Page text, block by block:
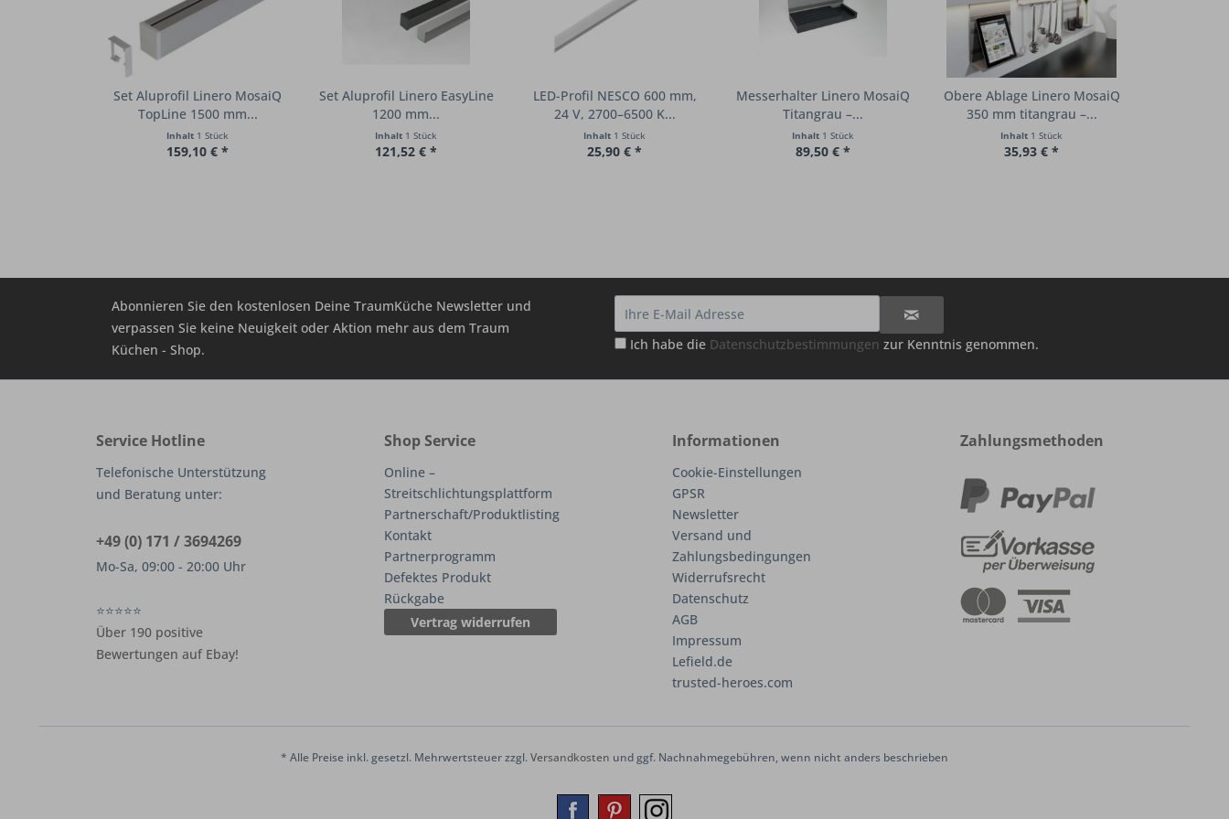
Set Aluprofil Linero MosaiQ
TopLine 1500 mm...
Inhalt 1 Stück
159,10 € *
Set Aluprofil Linero EasyLine
1200 mm...
Inhalt 1 Stück
121,52 € *
LED-Profil NESCO 600 mm,
24 V, 2700–6500 K...
Inhalt 1 Stück
25,90 € *
Messerhalter Linero MosaiQ
Titangrau –...
Inhalt 1 Stück
89,50 € *
Obere Ablage Linero MosaiQ
350 mm titangrau –...
Inhalt 1 Stück
35,93 € *
Abonnieren Sie den kostenlosen Deine TraumKüche Newsletter und
verpassen Sie keine Neuigkeit oder Aktion mehr aus dem Traum
Küchen - Shop.
Ich habe die Datenschutzbestimmungen zur Kenntnis genommen.
Service Hotline
Telefonische Unterstützung
und Beratung unter:
+49 (0) 171 / 3694269
Mo-Sa, 09:00 - 20:00 Uhr
⭐⭐⭐⭐⭐
Über 190 positive
Bewertungen auf Ebay!
Shop Service
Online –
Streitschlichtungsplattform
Partnerschaft/Produktlisting
Kontakt
Partnerprogramm
Defektes Produkt
Rückgabe
Vertrag widerrufen
Informationen
Cookie-Einstellungen
GPSR
Newsletter
Versand und
Zahlungsbedingungen
Widerrufsrecht
Datenschutz
AGB
Impressum
Lefield.de
trusted-heroes.com
Zahlungsmethoden
* Alle Preise inkl. gesetzl. Mehrwertsteuer zzgl.Versandkosten und ggf. Nachnahmegebühren, wenn nicht anders beschrieben